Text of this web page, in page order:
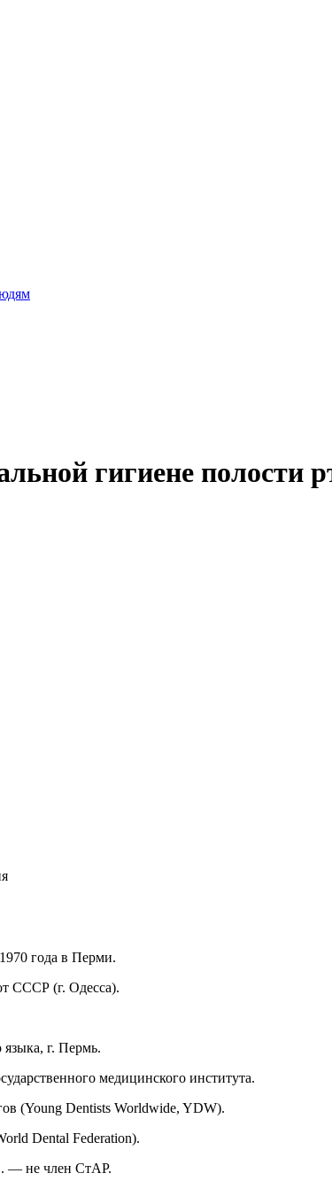
гигиене полости
года в Перми.
СССР (г. Одесса).
г. Пермь.
медицинского института.
(Young Dentists Worldwide, YDW).
Dental Federation).
— не член СтАР.